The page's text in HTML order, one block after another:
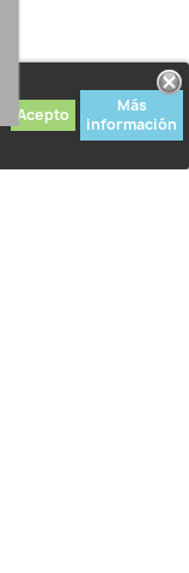
Acepto
Más
información